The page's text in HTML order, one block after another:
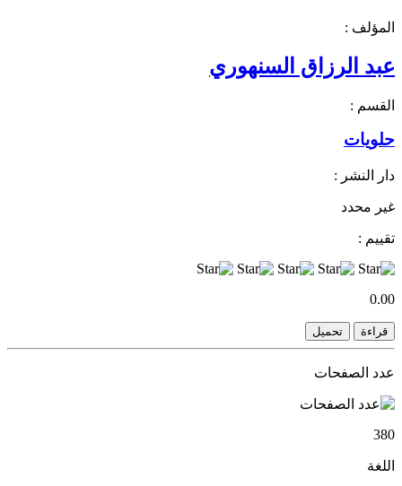
المؤلف :
عبد الرزاق السنهوري
القسم :
حلويات
دار النشر :
غير محدد
تقييم :
0.00
قراءة تحميل
عدد الصفحات
380
اللغة